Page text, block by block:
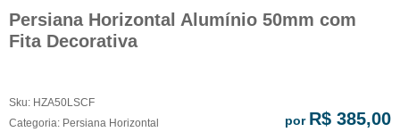
Persiana Horizontal Alumínio 50mm com
Fita Decorativa
Sku: HZA50LSCF
Categoria: Persiana Horizontal
por R$ 385,00